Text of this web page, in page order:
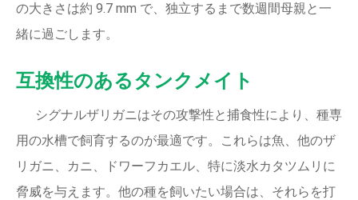
の大きさは約 9.7 mm で、独立するまで数週間母親と一
緒に過ごします。
互換性のあるタンクメイト
シグナルザリガニはその攻撃性と捕食性により、種専
用の水槽で飼育するのが最適です。これらは魚、他のザ
リガニ、カニ、ドワーフカエル、特に淡水カタツムリに
脅威を与えます。他の種を飼いたい場合は、それらを打